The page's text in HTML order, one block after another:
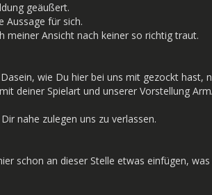
geäußert.
Aussage für sich.
meiner Ansicht nach keiner so richtig traut.
wie Du hier bei uns mit gezockt
deiner Spielart und unserer Vorstellung
nahe zulegen uns zu verlassen.
schon an dieser Stelle etwas einfügen,